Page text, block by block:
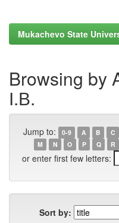
Mukachevo State
Browsing by
І.В.
Jump to: 0-9 A B C
M
N O P Q R
or enter first few letters:
Sort by: